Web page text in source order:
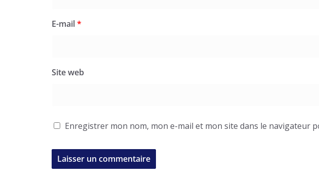
E-mail*
Site web
Enregistrer mon nom, mon e-mail et mon site dans le navigateur